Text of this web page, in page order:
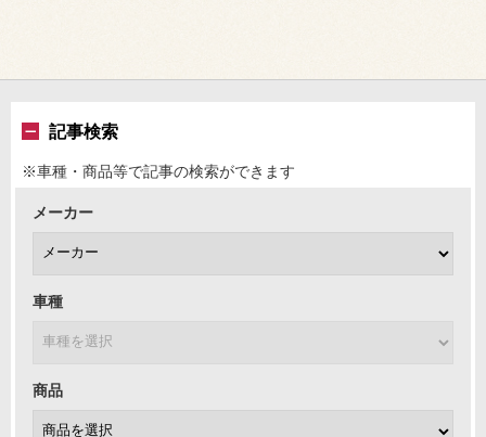
記事検索
※車種・商品等で記事の検索ができます
メーカー
車種
商品